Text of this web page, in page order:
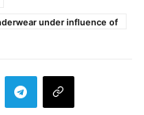
under influence of